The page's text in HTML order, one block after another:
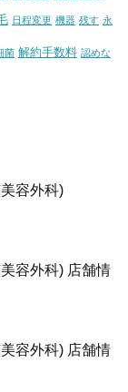
日程変更 機器 残す 永
菌 解約手数料 認めな
容外科)
容外科) 店舗情
容外科) 店舗情